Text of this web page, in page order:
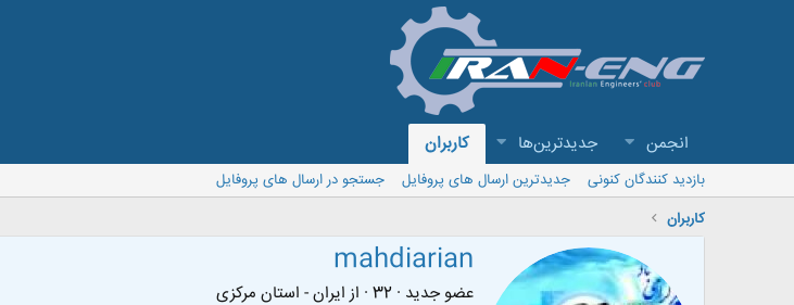
انجمن جدیدترین‌ها کاربران
بازدید کنندگان کنونی جدیدترین ارسال های پروفایل
جستجو در ارسال های پروفایل
کاربران
mahdiarian
عضو جدید ·
· از ایران - استان مرکزی